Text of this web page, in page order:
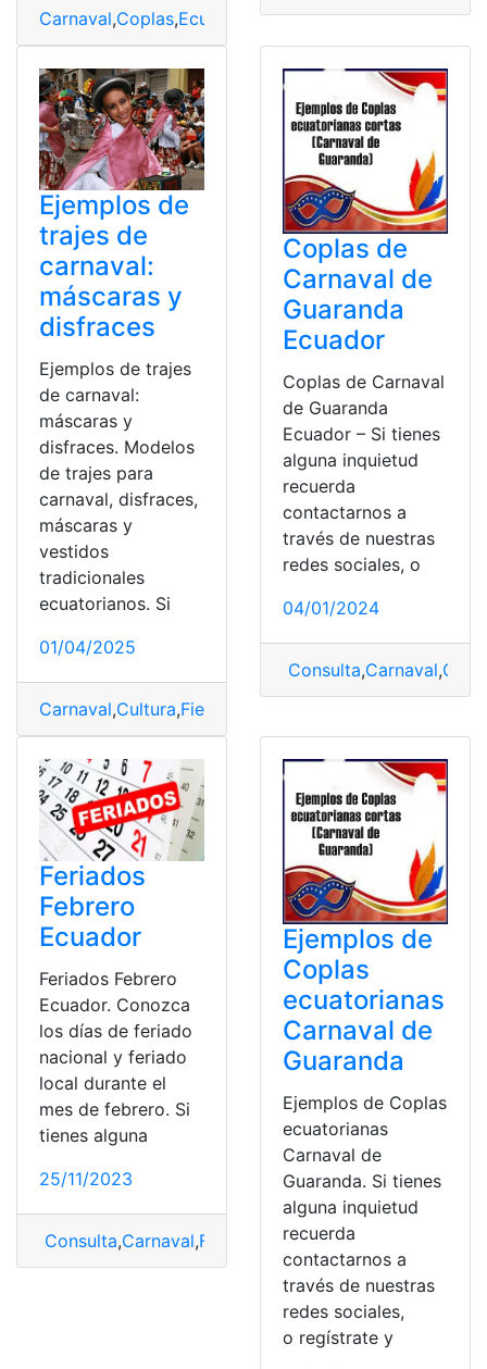
Carnaval,Coplas,Ecuatorianas,Ejemplos,Guaranda
Ejemplos de
trajes de
carnaval:
máscaras y
disfraces
Ejemplos de trajes
de carnaval:
máscaras y
disfraces. Modelos
de trajes para
carnaval, disfraces,
máscaras y
vestidos
tradicionales
ecuatorianos. Si
01/04/2025
Carnaval,Cultura,Fiestas
Coplas de
Carnaval de
Guaranda
Ecuador
Coplas de Carnaval
de Guaranda
Ecuador – Si tienes
alguna inquietud
recuerda
contactarnos a
través de nuestras
redes sociales, o
04/01/2024
Consulta,Carnaval,
Feriados
Febrero
Ecuador
Feriados Febrero
Ecuador. Conozca
los días de feriado
nacional y feriado
local durante el
mes de febrero. Si
tienes alguna
25/11/2023
Consulta,Carnaval,Febrero Feriado
Ejemplos de
Coplas
ecuatorianas
Carnaval de
Guaranda
Ejemplos de Coplas
ecuatorianas
Carnaval de
Guaranda. Si tienes
alguna inquietud
recuerda
contactarnos a
través de nuestras
redes sociales,
o regístrate y